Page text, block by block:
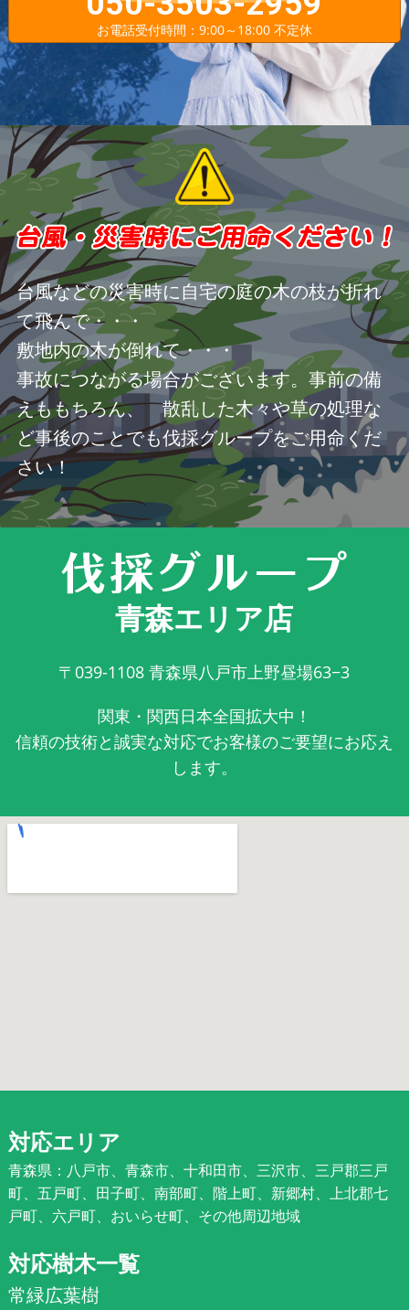
お電話受付時間：9:00～18:00 不定休
台風などの災害時に自宅の庭の木の枝が折れ
て飛んで・・・
敷地内の木が倒れて・・・
事故につながる場合がございます。事前の備
えももちろん、 散乱した木々や草の処理な
ど事後のことでも伐採グループをご用命くだ
さい！
青森エリア店
〒039-1108 青森県八戸市上野昼場63−3
関東・関西日本全国拡大中！
信頼の技術と誠実な対応でお客様のご要望にお応え
します。
対応エリア
青森県：八戸市、青森市、十和田市、三沢市、三戸郡三戸
町、五戸町、田子町、南部町、階上町、新郷村、上北郡七
戸町、六戸町、おいらせ町、その他周辺地域
対応樹木一覧
常緑広葉樹